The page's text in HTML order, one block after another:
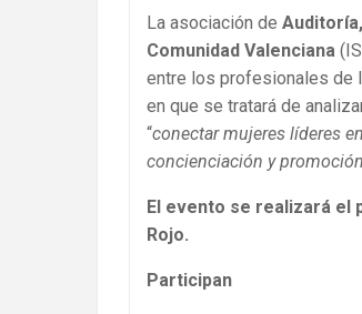
La asociación de
Comunidad Valenciana
entre los profesionales de
en que se tratará de
“conectar mujeres líderes
concienciación y promoción
El evento se realizará el
Rojo.
Participan